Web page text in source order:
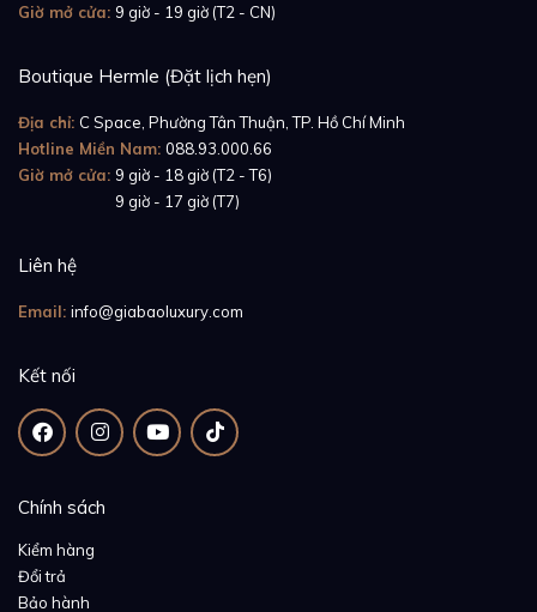
Giờ mở cửa: 9 giờ - 19 giờ (T2 - CN)
Boutique Hermle (Đặt lịch hẹn)
Địa chỉ: C Space, Phường Tân Thuận, TP. Hồ Chí Minh
Hotline Miền Nam: 088.93.000.66
Giờ mở cửa: 9 giờ - 18 giờ (T2 - T6)
9 giờ - 17 giờ (T7)
Liên hệ
Email: info@giabaoluxury.com
Kết nối
Chính sách
Kiểm hàng
Đổi trả
Bảo hành